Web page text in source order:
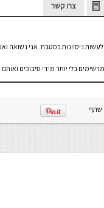
צרו קשר
ניסיונות במטבח. אני נשואה
בלי יותר מידי סיבוכים ואותם
שתף